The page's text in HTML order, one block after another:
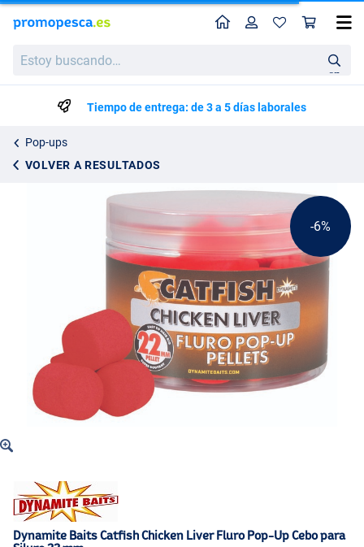
buscando…
en
Perfil
Tiempo de entrega: de 3 a 5 días laborales
Pop-ups
VOLVER A RESULTADOS
Dynamite Baits Catfish Chicken Liver Fluro Pop-Up Cebo para Siluro 22 mm
17.95
-6%
Dynamite Baits Catfish Chicken Liver Fluro Pop-Up Cebo para